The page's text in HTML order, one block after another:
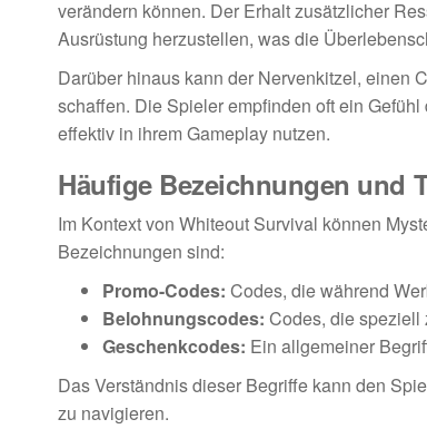
verändern können. Der Erhalt zusätzlicher
Ausrüstung herzustellen, was die
Darüber hinaus kann der Nervenkitzel, einen
schaffen. Die Spieler empfinden oft ein
effektiv in ihrem Gameplay nutzen.
Häufige Bezeichnungen und
Im Kontext von Whiteout Survival können
Bezeichnungen sind:
Promo-Codes: Codes, die während
Belohnungscodes: Codes, die speziell
Geschenkcodes: Ein allgemeiner
Das Verständnis dieser Begriffe kann den
zu navigieren.